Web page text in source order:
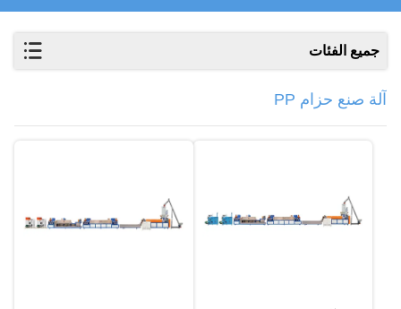
جميع الفئات
آلة صنع حزام PP